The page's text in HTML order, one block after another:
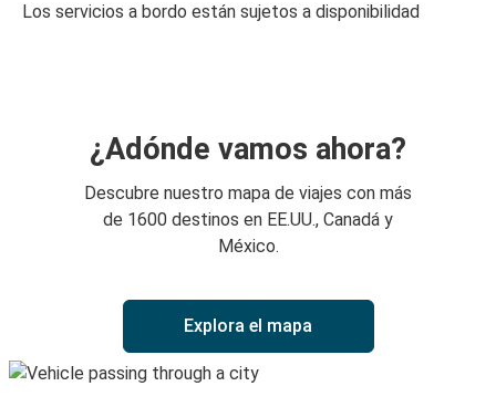
Los servicios a bordo están sujetos a disponibilidad
¿Adónde vamos ahora?
Descubre nuestro mapa de viajes con más
de 1600 destinos en EE.UU., Canadá y
México.
Explora el mapa